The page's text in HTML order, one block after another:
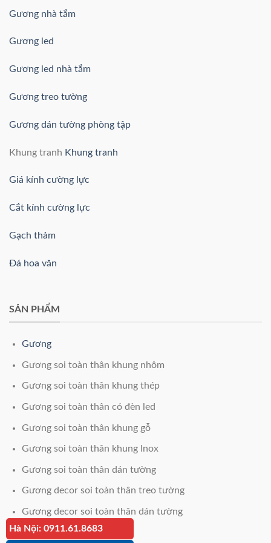
Gương nhà tắm
Gương led
Gương led nhà tắm
Gương treo tường
Gương dán tường phòng tập
Khung tranh Khung tranh
Giá kính cường lực
Cắt kính cường lực
Gạch thảm
Đá hoa văn
SẢN PHẨM
Gương
Gương soi toàn thân khung nhôm
Gương soi toàn thân khung thép
Gương soi toàn thân có đèn led
Gương soi toàn thân khung gỗ
Gương soi toàn thân khung Inox
Gương soi toàn thân dán tường
Gương decor soi toàn thân treo tường
Gương decor soi toàn thân dán tường
Giá kính cường lực 12mm
Hà Nội: 0911.61.8683